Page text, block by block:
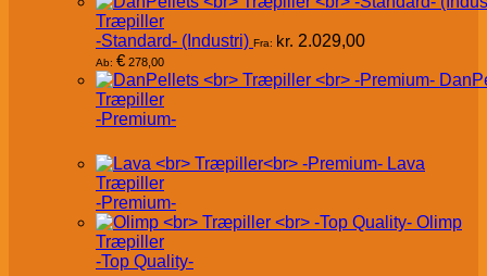
Træpiller
-Standard- (Industri) Fra: kr. 2.029,00
Ab: € 278,00
Træpiller
-Premium-
Lava
Træpiller
-Premium-
Olimp
Træpiller
-Top Quality-